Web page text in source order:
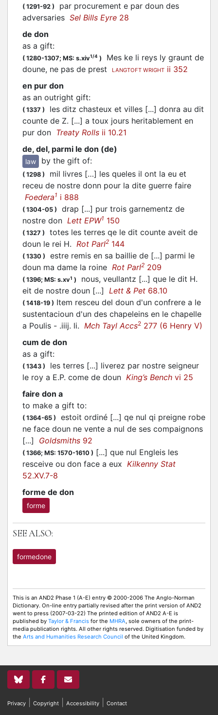
( 1291-92 )
par procurement e par doun des
adversaries Sel Bills Eyre 28
de don
as a gift:
( 1280-1307; MS: s.xiv1/4 )
Mes ke li reys ly graunt de
doune, ne pas de prest
LANGTOFT WRIGHT ii 352
en pur don
as an outright gift:
( 1337 )
les ditz chasteux et villes [...] donra au dit
counte de Z. [...] a toux jours heritablement en
pur don Treaty Rolls ii 10.21
de, del, parmi le don (de)
law by the gift of:
( 1298 )
mil livres […] les queles il ont la eu et
receu de nostre donn pour la dite guerre faire
Foedera1 i 888
( 1304-05 )
drap [...] pur trois garnementz de
nostre don Lett EPW1 150
( 1327 )
totes les terres qe le dit counte aveit de
doun le rei H. Rot Parl2 144
( 1330 )
estre remis en sa baillie de [...] parmi le
doun ma dame la roine Rot Parl2 209
( 1396; MS: s.xv1 )
nous, veullantz [...] que le dit H.
eit de nostre doun [...] Lett & Pet 68.10
( 1418-19 ) Item resceu del doun d'un confrere a le
sustentacioun d'un des chapeleins en le chapelle
a Poulis - .iiij. li. Mch Tayl Accs2 277 (6 Henry V)
cum de don
as a gift:
( 1343 )
les terres [...] liverez par nostre seigneur
le roy a E.P. come de doun King’s Bench vi 25
faire don a
to make a gift to:
( 1364-65 )
estoit ordiné [...] qe nul qi preigne robe
ne face doun ne vente a nul de ses compaignons
[...] Goldsmiths 92
( 1366; MS: 1570-1610 ) [...] que nul Engleis les
resceive ou don face a eux Kilkenny Stat
52.XV.7-8
forme de don
forme
SEE ALSO:
formedone
This is an AND2 Phase 1 (A-E) entry © 2000-2006 The Anglo-Norman
Dictionary. On-line entry partially revised after the print version of AND2
went to press (2007-03-22) The printed edition of AND2 A-E is
published by Taylor & Francis for the MHRA, sole owners of the print-
media publication rights. All other rights reserved. Digitisation funded by
the Arts and Humanities Research Council of the United Kingdom.
Privacy Copyright Accessibility Contact